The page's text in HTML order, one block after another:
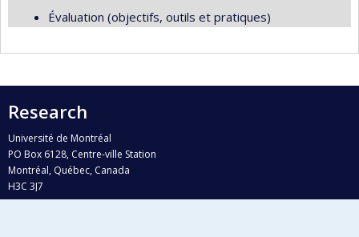
Évaluation (objectifs, outils et pratiques)
Research
Université de Montréal
PO Box 6128, Centre-ville Station
Montréal, Québec, Canada
H3C 3J7